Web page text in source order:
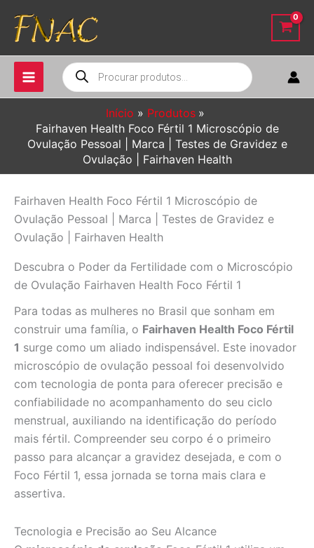
para
conteúdo
Pesquisar
produtos
Início
Produtos
Fairhaven Health Foco Fértil 1 Microscópio de
Ovulação Pessoal | Marca | Testes de Gravidez e
Ovulação | Fairhaven Health
Fairhaven Health Foco Fértil 1 Microscópio de
Ovulação Pessoal | Marca | Testes de Gravidez e
Ovulação | Fairhaven Health
Descubra o Poder da Fertilidade com o Microscópio
de Ovulação Fairhaven Health Foco Fértil 1
Para todas as mulheres no Brasil que sonham em
construir uma família, o Fairhaven Health Foco Fértil
1 surge como um aliado indispensável. Este inovador
microscópio de ovulação pessoal foi desenvolvido
com tecnologia de ponta para oferecer precisão e
confiabilidade no acompanhamento do seu ciclo
menstrual, auxiliando na identificação do período
mais fértil. Compreender seu corpo é o primeiro
passo para alcançar a gravidez desejada, e com o
Foco Fértil 1, essa jornada se torna mais clara e
assertiva.
Tecnologia e Precisão ao Seu Alcance